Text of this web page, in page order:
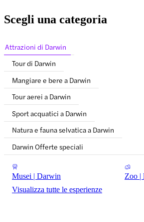
Scegli una categoria
Attrazioni di Darwin
Tour di Darwin
Mangiare e bere a Darwin
Tour aerei a Darwin
Sport acquatici a Darwin
Natura e fauna selvatica a Darwin
Darwin Offerte speciali
Musei | Darwin
Zoo |
Visualizza tutte le esperienze